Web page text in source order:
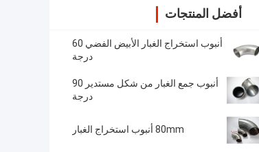
أفضل المنتجات
أنبوب استخراج الغبار الأبيض الفضي 60
درجة
أنبوب جمع الغبار من شكل مستدير 90
درجة
80mm أنبوب استخراج الغبار